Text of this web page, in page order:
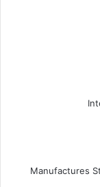
Manufactures